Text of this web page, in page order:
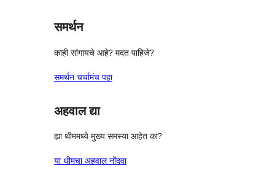
समर्थन
काही सांगायचे आहे? मदत पाहिजे?
समर्थन चर्चामंच पहा
अहवाल द्या
ह्या थीममध्ये मुख्य समस्या आहेत का?
या थीमचा अहवाल नोंदवा